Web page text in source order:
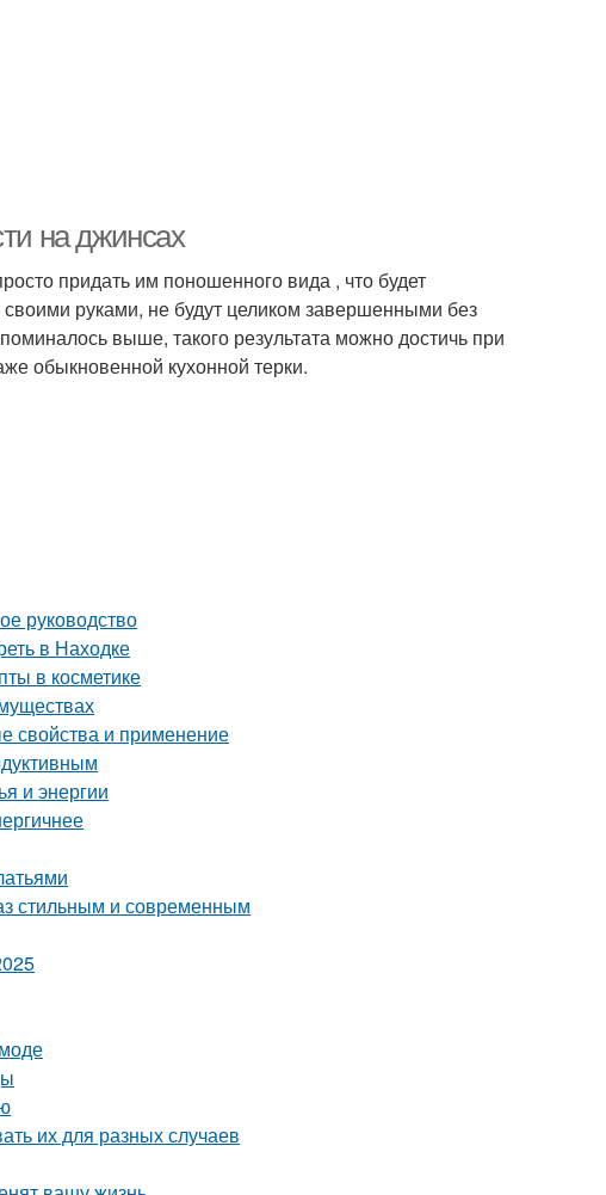
на джинсах
придать им поношенного вида , что будет
руками, не будут целиком завершенными без
выше, такого результата можно достичь при
обыкновенной кухонной терки.
руководство
в Находке
в косметике
свойства и применение
и энергии
стильным и современным
их для разных случаев